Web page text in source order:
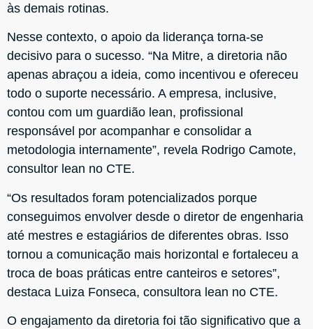
às demais rotinas.
Nesse contexto, o apoio da liderança torna-se
decisivo para o sucesso. “Na Mitre, a diretoria não
apenas abraçou a ideia, como incentivou e ofereceu
todo o suporte necessário. A empresa, inclusive,
contou com um guardião lean, profissional
responsável por acompanhar e consolidar a
metodologia internamente”, revela Rodrigo Camote,
consultor lean no CTE.
“Os resultados foram potencializados porque
conseguimos envolver desde o diretor de engenharia
até mestres e estagiários de diferentes obras. Isso
tornou a comunicação mais horizontal e fortaleceu a
troca de boas práticas entre canteiros e setores”,
destaca Luiza Fonseca, consultora lean no CTE.
O engajamento da diretoria foi tão significativo que a